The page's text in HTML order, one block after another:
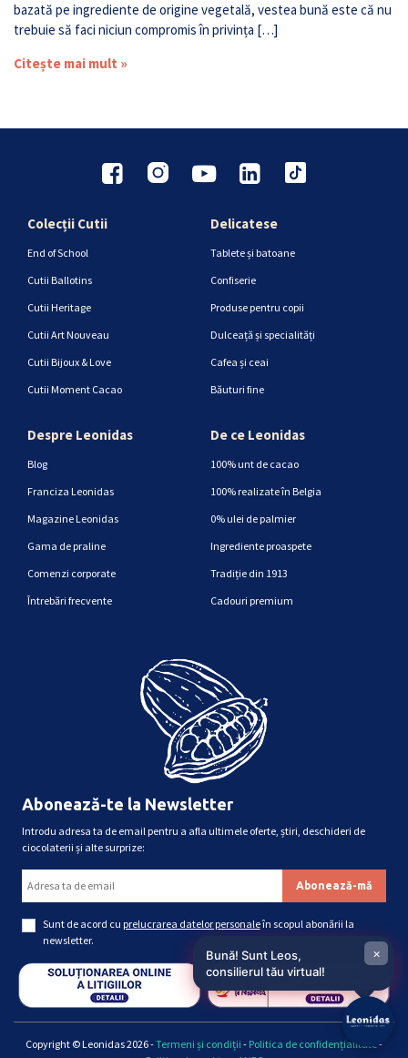
bazată pe ingrediente de origine vegetală, vestea bună este că nu
trebuie să faci niciun compromis în privința […]
Citește mai mult »
Colecții Cutii
End of School
Cutii Ballotins
Cutii Heritage
Cutii Art Nouveau
Cutii Bijoux & Love
Cutii Moment Cacao
Delicatese
Tablete și batoane
Confiserie
Produse pentru copii
Dulceață și specialități
Cafea și ceai
Băuturi fine
Despre Leonidas
Blog
Franciza Leonidas
Magazine Leonidas
Gama de praline
Comenzi corporate
Întrebări frecvente
De ce Leonidas
100% unt de cacao
100% realizate în Belgia
0% ulei de palmier
Ingrediente proaspete
Tradiție din 1913
Cadouri premium
Abonează-te la Newsletter
Introdu adresa ta de email pentru a afla ultimele oferte, știri, deschideri de
ciocolaterii și alte surprize:
Sunt de acord cu prelucrarea datelor personaleîn scopul abonării la
newsletter.
Copyright © Leonidas 2026 -Termeni și condiții - Politica de confidențialitate -
Bună! Sunt Leos,
consilierul tău virtual!
×